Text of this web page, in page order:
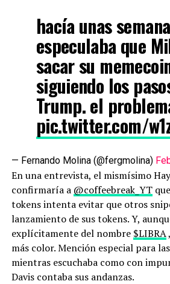
hacía unas
especulaba que
sacar su
siguiendo los
Trump. el
pic.twitter.com/
— Fernando Molina (@fergmolina)
En una entrevista, el mismísimo
confirmaría a @coffeebreak_YT
tokens intenta evitar que otros
lanzamiento de sus tokens. Y,
explícitamente del nombre $LIBRA
más color. Mención especial para
mientras escuchaba como con
Davis contaba sus andanzas.